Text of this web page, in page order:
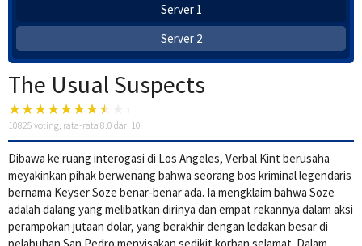
Server 1
Server 2
The Usual Suspects
10825 voting, rata-rata 8.0 dari 10
Dibawa ke ruang interogasi di Los Angeles, Verbal Kint berusaha
meyakinkan pihak berwenang bahwa seorang bos kriminal legendaris
bernama Keyser Soze benar-benar ada. Ia mengklaim bahwa Soze
adalah dalang yang melibatkan dirinya dan empat rekannya dalam aksi
perampokan jutaan dolar, yang berakhir dengan ledakan besar di